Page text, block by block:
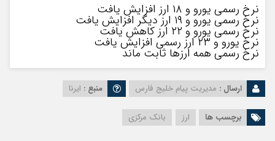
نرخ رسمی یورو و ۱۸ ارز افزایش یافت
نرخ رسمی یورو و ۱۹ ارز دیگر افزایش یافت
نرخ رسمی یورو و ۲۲ ارز کاهش یافت
نرخ یورو و ۲۳ ارز رسمی افزایش یافت
نرخ رسمی همه ارزها ثابت ماند
ارسال : مدیریت پیام خلیج فارس منبع : ایرنا
برچسب ها ارز بانک مرکزی